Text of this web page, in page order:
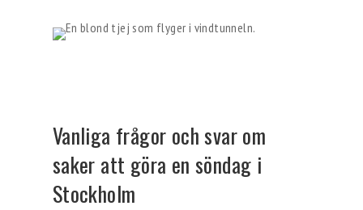
Vanliga frågor och svar om
saker att göra en söndag i
Stockholm